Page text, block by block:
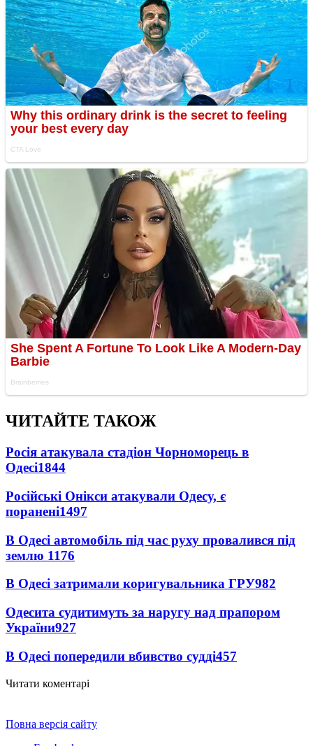
ЧИТАЙТЕ ТАКОЖ
Росія атакувала стадіон Чорноморець в
Одесі1844
Російські Онікси атакували Одесу, є
поранені1497
В Одесі автомобіль під час руху провалився під
землю 1176
В Одесі затримали коригувальника ГРУ982
Одесита судитимуть за наругу над прапором
України927
В Одесі попередили вбивство судді457
Читати коментарі
Повна версія сайту